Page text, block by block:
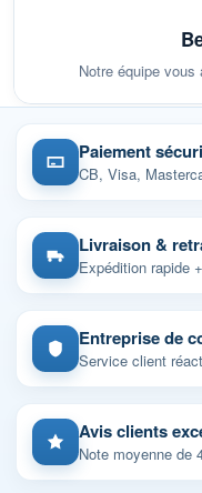
Notre équipe vous
Paiement
CB, Visa,
Livraison &
Expédition rapide
Entreprise de
Service client
Avis clients
Note moyenne de